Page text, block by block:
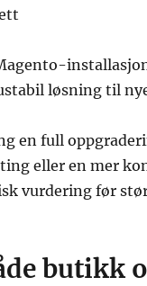
løsning til
en full
eller en mer
vurdering før
butikk